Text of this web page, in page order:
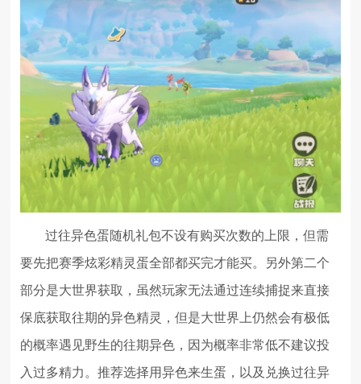
过往异色蛋随机礼包不设有购买次数的上限，但需
要先把赛季炫彩精灵蛋全部都买完才能买。另外第二个
部分是大世界获取，虽然玩家无法通过连续捕捉来直接
保底获取往期的异色精灵，但是大世界上仍然会有极低
的概率遇见野生的往期异色，因为概率非常低不建议投
入过多精力。推荐选择用异色来生蛋，以及兑换过往异